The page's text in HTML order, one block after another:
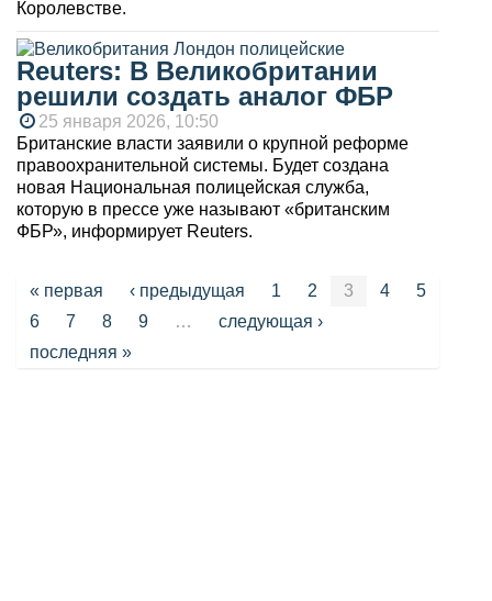
Королевстве.
Reuters: В Великобритании
решили создать аналог ФБР
25 января 2026, 10:50
Британские власти заявили о крупной реформе
правоохранительной системы. Будет создана
новая Национальная полицейская служба,
которую в прессе уже называют «британским
ФБР», информирует Reuters.
Страницы
« первая ‹ предыдущая 1 2 3 4
5
6
7 8 9 …
следующая ›
последняя »